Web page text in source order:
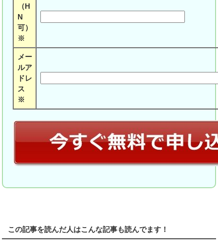
（H
N
可）
※
メー
ルア
ドレ
ス
※
この記事を読んだ人はこんな記事も読んでます！